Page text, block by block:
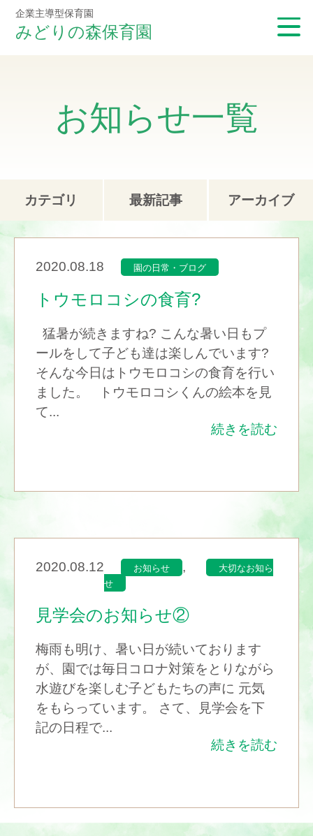
企業主導型保育園
みどりの森保育園
お知らせ一覧
カテゴリ 最新記事 アーカイブ
2020.08.18 園の日常・ブログ
トウモロコシの食育?
猛暑が続きますね? こんな暑い日もプ
ールをして子ども達は楽しんでいます?
そんな今日はトウモロコシの食育を行い
ました。 トウモロコシくんの絵本を見
て...
続きを読む
2020.08.12 お知らせ ,
大切なお知ら
せ
見学会のお知らせ②
梅雨も明け、暑い日が続いております
が、園では毎日コロナ対策をとりながら
水遊びを楽しむ子どもたちの声に 元気
をもらっています。 さて、見学会を下
記の日程で...
続きを読む